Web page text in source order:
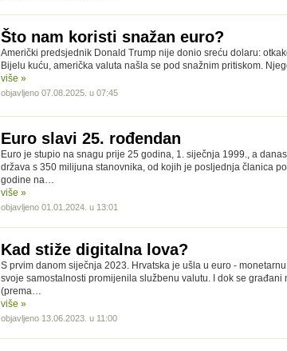
Što nam koristi snažan euro?
Američki predsjednik Donald Trump nije donio sreću dolaru:
Bijelu kuću, američka valuta našla se pod snažnim pritiskom.
više »
objavljeno 07.08.2025. u 07:45
Euro slavi 25. rođendan
Euro je stupio na snagu prije 25 godina, 1. siječnja 1999., a
država s 350 milijuna stanovnika, od kojih je posljednja članica
godine na…
više »
objavljeno 01.01.2024. u 13:01
Kad stiže digitalna lova?
S prvim danom siječnja 2023. Hrvatska je ušla u euro -
svoje samostalnosti promijenila službenu valutu. I dok se građani
(prema…
više »
objavljeno 13.06.2023. u 11:00